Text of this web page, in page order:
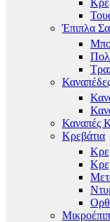
Έπιπλα
Καναπές
Κρεβάτια